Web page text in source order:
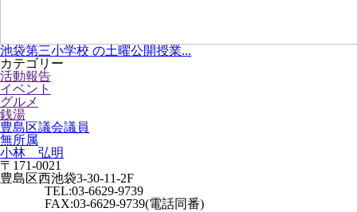
池袋第三小学校 の土曜公開授業...
カテゴリー
活動報告
イベント
グルメ
銭湯
豊島区議会議員
無所属
小林 弘明
〒171-0021
豊島区西池袋3-30-11-2F
TEL:03-6629-9739
FAX:03-6629-9739(電話同番)